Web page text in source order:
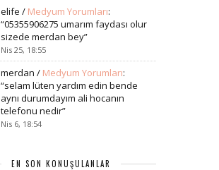
elife / Medyum Yorumları:
“05355906275 umarım faydası olur
sizede merdan bey”
Nis 25, 18:55
merdan / Medyum Yorumları:
“selam lüten yardım edin bende
aynı durumdayım ali hocanın
telefonu nedir”
Nis 6, 18:54
EN SON KONUŞULANLAR